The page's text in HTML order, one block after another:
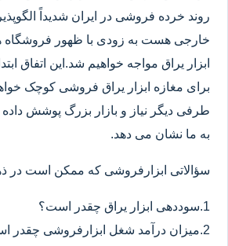
روند خرده فروشی در ایران شدیداً
خارجی هست به زودی با ظهور فروشگاه
ابزار یراق مواجه خواهیم شد.این اتفاق
برای مغازه ابزار یراق فروشی کوچک
طرفی دیگر نیاز و بازار بزرگ پوشش
به ما نشان می دهد.
سؤالاتی ابزارفروشی که ممکن است در
1.سوددهی ابزار یراق چقدر است؟
2.میزان درآمد شغل ابزارفروشی چقدر است؟